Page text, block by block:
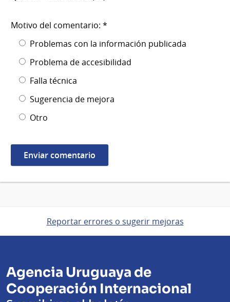
Motivo del comentario: *
Problemas con la información publicada
Problema de accesibilidad
Falla técnica
Sugerencia de mejora
Otro
Reportar errores o sugerir mejoras
Agencia Uruguaya de
Cooperación Internacional